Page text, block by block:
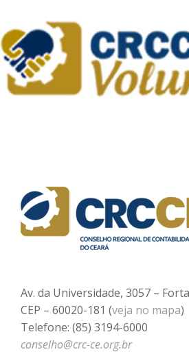
Av. da Universidade, 3057 –
CEP – 60020-181 (veja no mapa)
Telefone: (85) 3194-6000
conselho@crc-ce.org.br